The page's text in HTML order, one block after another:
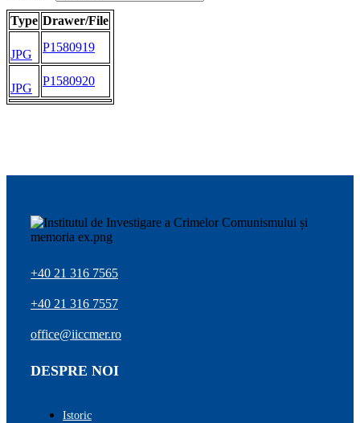
Type Drawer/File
JPG
P1580919
JPG
P1580920
+40 21 316 7565
+40 21 316 7557
office@iiccmer.ro
DESPRE NOI
Istoric